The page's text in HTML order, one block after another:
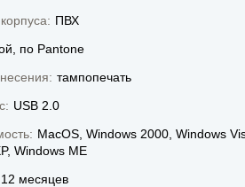
ПВХ
по Pantone
тампопечать
USB 2.0
MacOS, Windows 2000, Windows
Windows МЕ
12 месяцев